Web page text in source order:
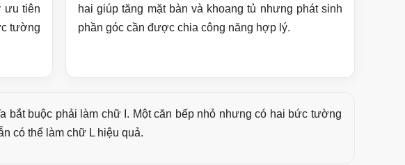
ưu tiên
tường
hai giúp tăng mặt bàn và khoang tủ nhưng phát sinh
phần góc cần được chia công năng hợp lý.
bắt buộc phải làm chữ I. Một căn bếp nhỏ nhưng có hai bức tường
có thể làm chữ L hiệu quả.